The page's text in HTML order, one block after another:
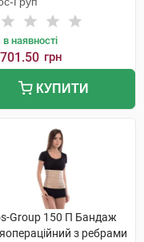
наявності
701.50 грн
КУПИТИ
Group 150 П Бандаж
з ребрами